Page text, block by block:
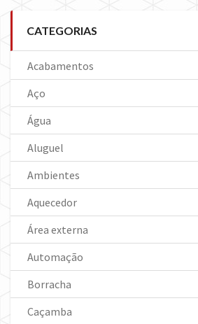
CATEGORIAS
Acabamentos
Aço
Água
Aluguel
Ambientes
Aquecedor
Área externa
Automação
Borracha
Caçamba